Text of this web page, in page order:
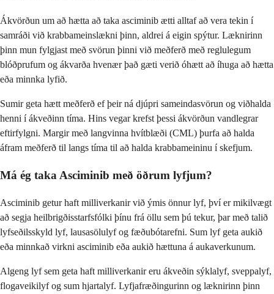
Ákvörðun um að hætta að taka asciminib ætti alltaf að vera tekin í
samráði við krabbameinslækni þinn, aldrei á eigin spýtur. Læknirinn
þinn mun fylgjast með svörun þinni við meðferð með reglulegum
blóðprufum og ákvarða hvenær það gæti verið óhætt að íhuga að hætta
eða minnka lyfið.
Sumir geta hætt meðferð ef þeir ná djúpri sameindasvörun og viðhalda
henni í ákveðinn tíma. Hins vegar krefst þessi ákvörðun vandlegrar
eftirfylgni. Margir með langvinna hvítblæði (CML) þurfa að halda
áfram meðferð til langs tíma til að halda krabbameininu í skefjum.
Má ég taka Asciminib með öðrum lyfjum?
Asciminib getur haft milliverkanir við ýmis önnur lyf, því er mikilvægt
að segja heilbrigðisstarfsfólki þínu frá öllu sem þú tekur, þar með talið
lyfseðilsskyld lyf, lausasölulyf og fæðubótarefni. Sum lyf geta aukið
eða minnkað virkni asciminib eða aukið hættuna á aukaverkunum.
Algeng lyf sem geta haft milliverkanir eru ákveðin sýklalyf, sveppalyf,
flogaveikilyf og sum hjartalyf. Lyfjafræðingurinn og læknirinn þinn